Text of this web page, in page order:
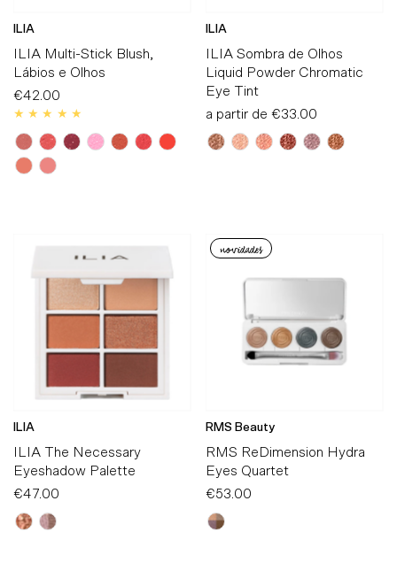
Data, mais recentes
ILIA
ILIA Multi-Stick Blush,
Lábios e Olhos
Preço
Normal
€42.00
ILIA
ILIA Sombra de Olhos
Liquid Powder Chromatic
Eye Tint
Preço
Normal
a partir de €33.00
ILIA
ILIA The Necessary
Eyeshadow Palette
Preço
Normal
€47.00
novidades
RMS Beauty
RMS ReDimension Hydra
Eyes Quartet
Preço
€53.00